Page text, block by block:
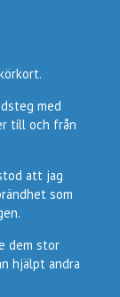
med
till och från
att jag
som
dem stor
hjälpt andra